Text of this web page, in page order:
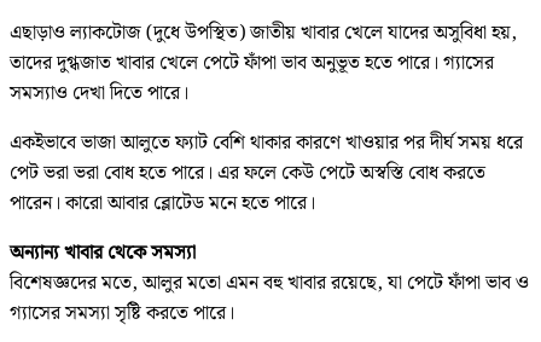
এছাড়াও ল্যাকটোজ (দুধে উপস্থিত) জাতীয় খাবার খেলে যাদের অসুবিধা হয়,
তাদের দুগ্ধজাত খাবার খেলে পেটে ফাঁপা ভাব অনুভূত হতে পারে। গ্যাসের
সমস্যাও দেখা দিতে পারে।
একইভাবে ভাজা আলুতে ফ্যাট বেশি থাকার কারণে খাওয়ার পর দীর্ঘ সময় ধরে
পেট ভরা ভরা বোধ হতে পারে। এর ফলে কেউ পেটে অস্বস্তি বোধ করতে
পারেন। কারো আবার ব্লোটেড মনে হতে পারে।
অন্যান্য খাবার থেকে সমস্যা
বিশেষজ্ঞদের মতে, আলুর মতো এমন বহু খাবার রয়েছে, যা পেটে ফাঁপা ভাব ও
গ্যাসের সমস্যা সৃষ্টি করতে পারে।